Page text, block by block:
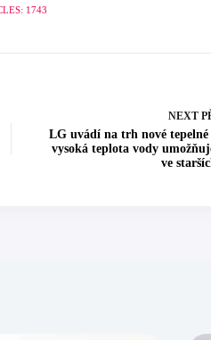
1743
NEXT
LG uvádí na trh nové tepelné
vysoká teplota vody
ve